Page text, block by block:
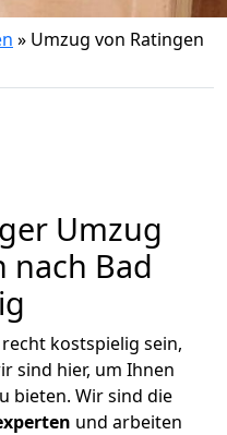
» Umzug von Ratingen
Umzug
nach Bad
kostspielig sein,
sind hier, um Ihnen
bieten. Wir sind die
und arbeiten